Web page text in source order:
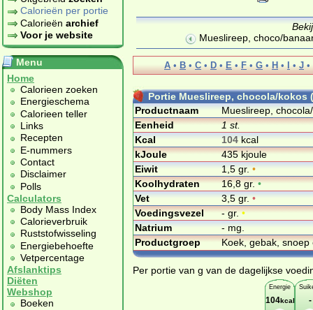
Calorieën per portie
Calorieën archief
Voor je website
Menu
Home
Calorieen zoeken
Energieschema
Calorieen teller
Links
Recepten
E-nummers
Contact
Disclaimer
Polls
Calculators
Body Mass Index
Calorieverbruik
Ruststofwisseling
Energiebehoefte
Vetpercentage
Afslanktips
Diëten
Webshop
Boeken
Mueslireep, choco/
A • B • C • D • E • F • G • H • I • J •
Portie Mueslireep, chocola/kokos
Productnaam
Mueslireep,
Eenheid
1 st.
Kcal
104 kcal
kJoule
435 kjoule
Eiwit
1,5 gr. •
Koolhydraten
16,8 gr.•
Vet
3,5 gr. •
Voedingsvezel
- gr.•
Natrium
- mg.
Productgroep
Koek, gebak,
Per portie van g van de dagelijkse
Energie
104kcal
-